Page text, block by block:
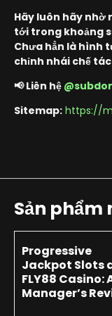
Hãy luôn hãy nhờ
tới trong khoảng
Chưa hẳn là hình
chỉnh nhái chế
📢 Liên hệ
Sitemap: https://
Sản phẩm
Progressive
Jackpot Slots
FLY88 Casino:
Manager’s